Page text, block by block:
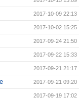
2017-10-09 22:13
2017-10-02 15:25
2017-09-24 21:50
2017-09-22 15:33
2017-09-21 21:17
2017-09-21 09:20
2017-09-19 17:02